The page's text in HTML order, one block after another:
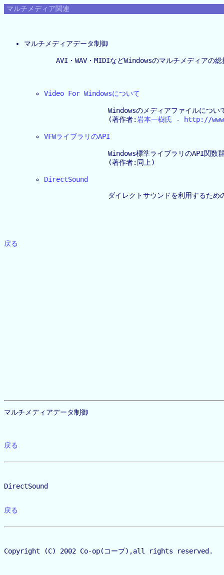
マルチメディア関連
マルチメディアデータ制御
Video For Windowsについて
		(著作者:
岩本一樹氏 - http://
VFWライブラリのAPI
DirectSound
戻る
マルチメディアデータ制御
戻る
DirectSound
戻る